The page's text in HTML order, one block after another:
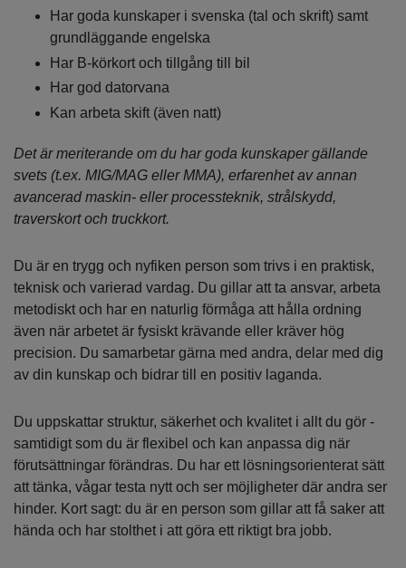
Har goda kunskaper i svenska (tal och skrift) samt
grundläggande engelska
Har B‑körkort och tillgång till bil
Har god datorvana
Kan arbeta skift (även natt)
Det är meriterande om du har goda kunskaper gällande
svets (t.ex. MIG/MAG eller MMA), erfarenhet av annan
avancerad maskin‑ eller processteknik, strålskydd,
traverskort och truckkort.
Du är en trygg och nyfiken person som trivs i en praktisk,
teknisk och varierad vardag. Du gillar att ta ansvar, arbeta
metodiskt och har en naturlig förmåga att hålla ordning
även när arbetet är fysiskt krävande eller kräver hög
precision. Du samarbetar gärna med andra, delar med dig
av din kunskap och bidrar till en positiv laganda.
Du uppskattar struktur, säkerhet och kvalitet i allt du gör -
samtidigt som du är flexibel och kan anpassa dig när
förutsättningar förändras. Du har ett lösningsorienterat sätt
att tänka, vågar testa nytt och ser möjligheter där andra ser
hinder. Kort sagt: du är en person som gillar att få saker att
hända och har stolthet i att göra ett riktigt bra jobb.